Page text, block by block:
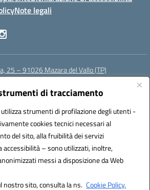
di tracciamento
strumenti di profilazione degli utenti -
cookies tecnici necessari al
del sito, alla fruibilità dei servizi
accessibilità – sono utilizzati, inoltre,
messi a disposizione da Web
nostro sito, consulta la ns. Cookie Policy.
Note legali
25 – 91026 Mazara del Vallo (TP)
(PEC):tpic843007@pec.istruzione.it
Amministrazioni (IPA): icggp
(CUF): UFYPS3
Powered by 3D Solution S.r.l.